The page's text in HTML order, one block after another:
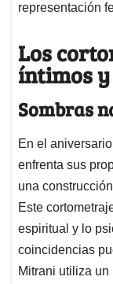
representación
Los
íntimos
Sombras
En el
enfrenta sus
una
Este
espiritual y lo
coincidencias
Mitrani utiliza